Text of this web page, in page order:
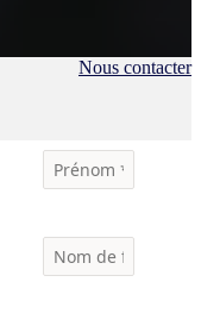
Nous contacter